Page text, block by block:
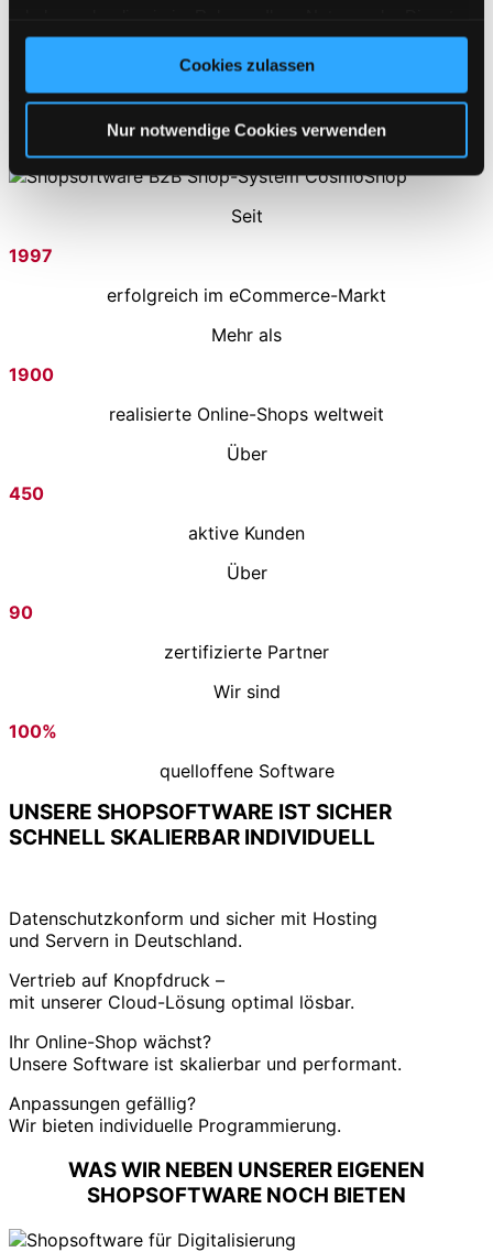
gesammelt haben. Sie geben Einwilligung zu unseren
Cookies, wenn Sie unsere Webseite weiterhin nutzen.
Cookies zulassen
Nur notwendige Cookies verwenden
individuelle eCommerce Projekte
zentraler Ansprechpartnerdes gesamten Spektrums
an Ihrer Seite.
Seit
1997
erfolgreich im eCommerce-Markt
Mehr als
1900
realisierte Online-Shops weltweit
Über
450
aktive Kunden
Über
90
zertifizierte Partner
Wir sind
100%
quelloffene Software
UNSERE SHOPSOFTWARE IST SICHER
SCHNELL SKALIERBAR INDIVIDUELL
Datenschutzkonform und sicher mit Hosting
und Servern in Deutschland.
Vertrieb auf Knopfdruck –
mit unserer Cloud-Lösung optimal lösbar.
Ihr Online-Shop wächst?
Unsere Software ist skalierbar und performant.
Anpassungen gefällig?
Wir bieten individuelle Programmierung.
WAS WIR NEBEN UNSERER EIGENEN
SHOPSOFTWARE NOCH BIETEN